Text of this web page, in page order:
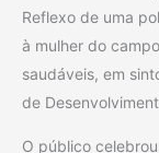
Reflexo de uma
à mulher do
saudáveis, em
de
O público